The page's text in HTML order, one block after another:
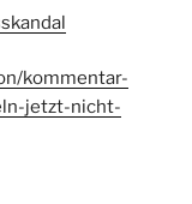
kommentar-
jetzt-nicht-